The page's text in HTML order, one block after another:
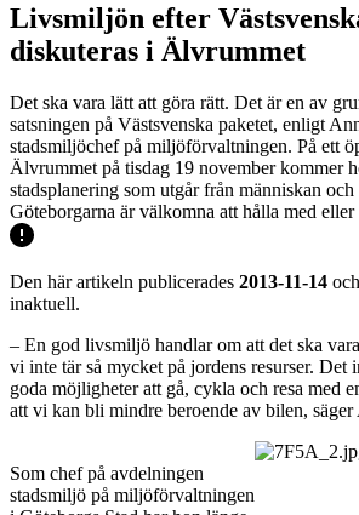
Livsmiljön efter
diskuteras i Älvrummet
Det ska vara lätt att göra rätt. Det är en av
satsningen på Västsvenska paketet, enligt
stadsmiljöchef på miljöförvaltningen. På ett
Älvrummet på tisdag 19 november kommer
stadsplanering som utgår från människan
Göteborgarna är välkomna att hålla med eller
Den här artikeln publicerades 2013-11-14
inaktuell.
– En god livsmiljö handlar om att det ska
vi inte tär så mycket på jordens resurser. Det
goda möjligheter att gå, cykla och resa med
att vi kan bli mindre beroende av bilen,
Som chef på avdelningen
stadsmiljö på miljöförvaltningen